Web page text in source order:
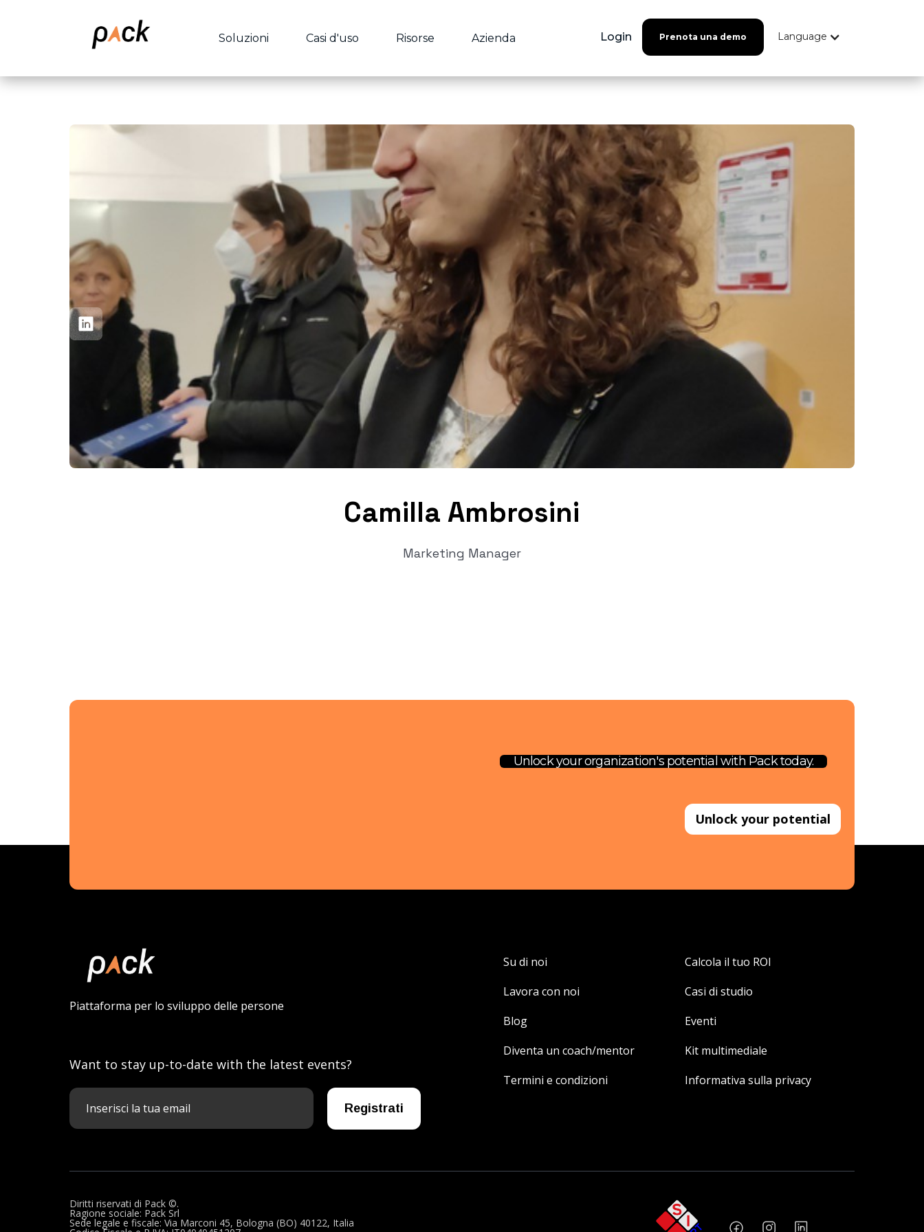
Soluzioni Casi d'uso Risorse Azienda Login Prenota una demo Language
Camilla Ambrosini
Marketing Manager
Unlock your organization's potential with Pack today.
Unlock your potential
Piattaforma per lo sviluppo delle persone
Want to stay up-to-date with the latest events?
Su di noi
Lavora con noi
Blog
Diventa un coach/mentor
Termini e condizioni
Calcola il tuo ROI
Casi di studio
Eventi
Kit multimediale
Informativa sulla privacy
Diritti riservati di Pack ©.
Ragione sociale: Pack Srl
Sede legale e fiscale: Via Marconi 45, Bologna (BO) 40122, Italia